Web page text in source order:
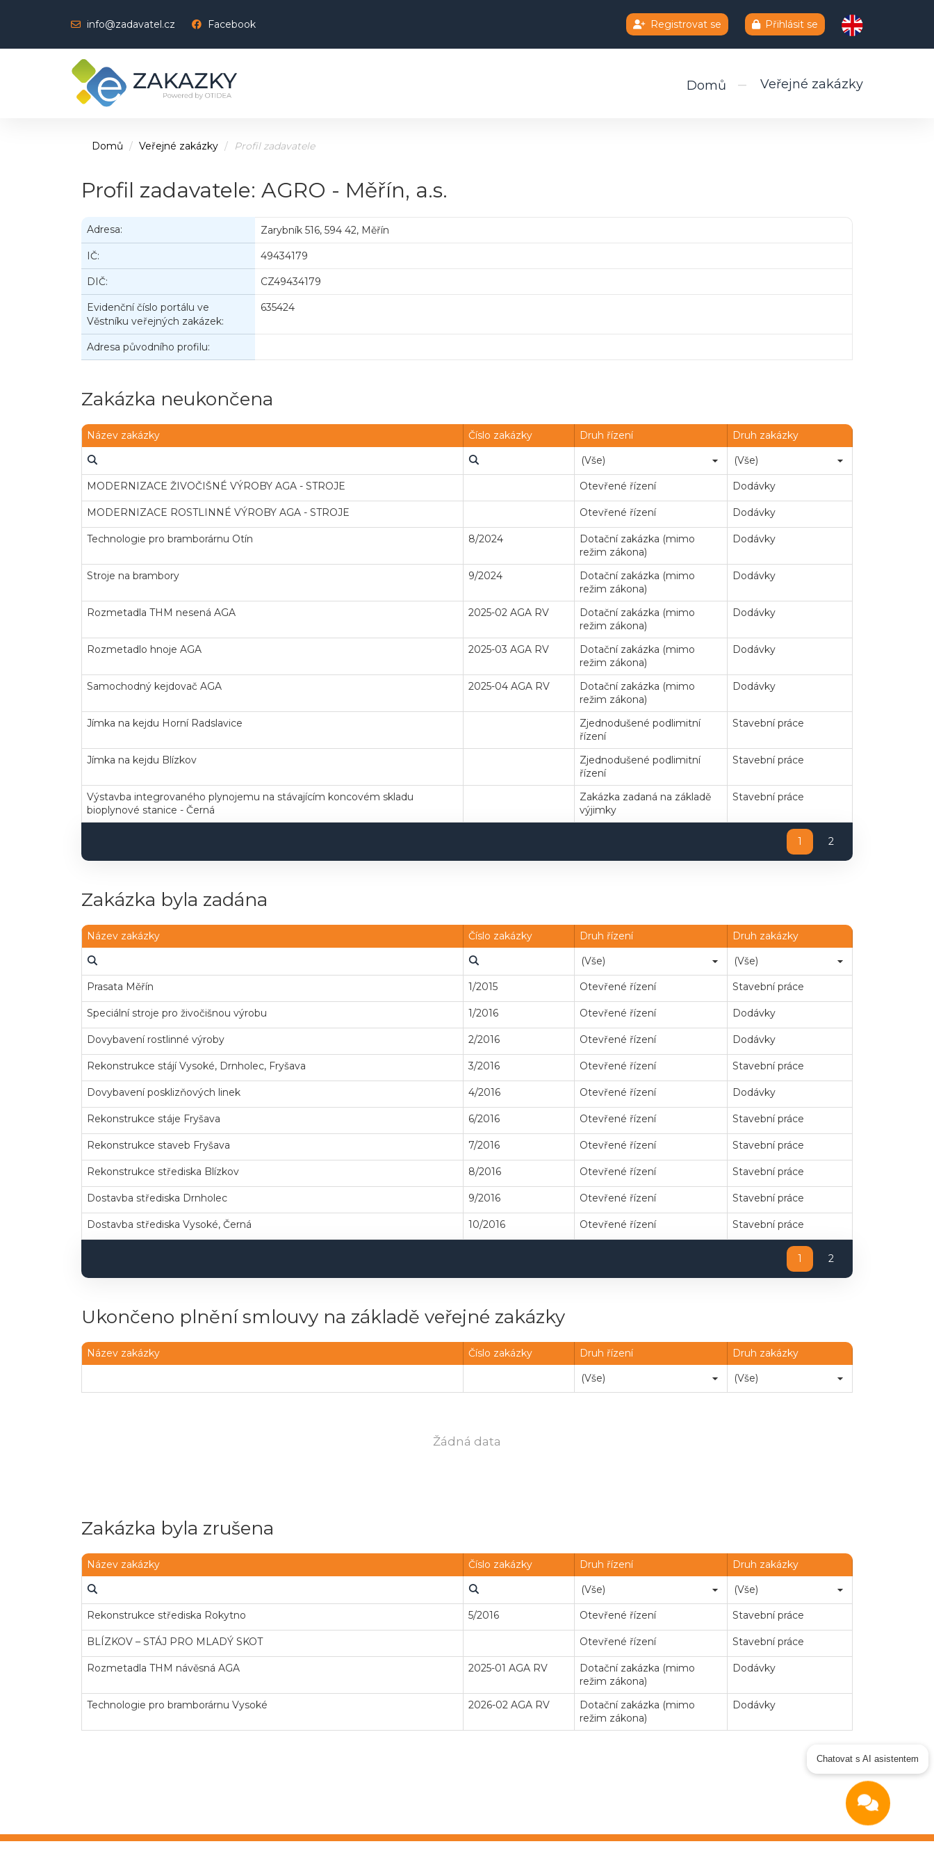
info@zadavatel.cz Facebook Registrovat se Přihlásit se
Domů Veřejné zakázky
Domů Veřejné zakázky Profil zadavatele
Profil zadavatele: AGRO - Měřín, a.s.
Adresa: Zarybník 516, 594 42, Měřín
IČ: 49434179
DIČ: CZ49434179
Evidenční číslo portálu ve
Věstníku veřejných zakázek:
635424
Adresa původního profilu:
Zakázka neukončena
Název zakázky Číslo zakázky Druh řízení Druh zakázky
MODERNIZACE ŽIVOČIŠNÉ VÝROBY AGA - STROJE Otevřené řízení Dodávky
MODERNIZACE ROSTLINNÉ VÝROBY AGA - STROJE Otevřené řízení Dodávky
Technologie pro bramborárnu Otín 8/2024
Dotační zakázka (mimo
režim zákona)
Dodávky
Stroje na brambory 9/2024
Dotační zakázka (mimo
režim zákona)
Dodávky
Rozmetadla THM nesená AGA 2025-02 AGA RV
Dotační zakázka (mimo
režim zákona)
Dodávky
Rozmetadlo hnoje AGA 2025-03 AGA RV
Dotační zakázka (mimo
režim zákona)
Dodávky
Samochodný kejdovač AGA 2025-04 AGA RV
Dotační zakázka (mimo
režim zákona)
Dodávky
Jímka na kejdu Horní Radslavice
Zjednodušené podlimitní
řízení
Stavební práce
Jímka na kejdu Blízkov
Zjednodušené podlimitní
řízení
Stavební práce
Výstavba integrovaného plynojemu na stávajícím koncovém skladu
bioplynové stanice - Černá
Zakázka zadaná na základě
výjimky
Stavební práce
1 2
Zakázka byla zadána
Název zakázky Číslo zakázky Druh řízení Druh zakázky
Prasata Měřín 1/2015 Otevřené řízení Stavební práce
Speciální stroje pro živočišnou výrobu 1/2016 Otevřené řízení Dodávky
Dovybavení rostlinné výroby 2/2016 Otevřené řízení Dodávky
Rekonstrukce stájí Vysoké, Drnholec, Fryšava 3/2016 Otevřené řízení Stavební práce
Dovybavení posklizňových linek 4/2016 Otevřené řízení Dodávky
Rekonstrukce stáje Fryšava 6/2016 Otevřené řízení Stavební práce
Rekonstrukce staveb Fryšava 7/2016 Otevřené řízení Stavební práce
Rekonstrukce střediska Blízkov 8/2016 Otevřené řízení Stavební práce
Dostavba střediska Drnholec 9/2016 Otevřené řízení Stavební práce
Dostavba střediska Vysoké, Černá 10/2016 Otevřené řízení Stavební práce
1 2
Ukončeno plnění smlouvy na základě veřejné zakázky
Název zakázky Číslo zakázky Druh řízení Druh zakázky
Žádná data
Zakázka byla zrušena
Název zakázky Číslo zakázky Druh řízení Druh zakázky
Rekonstrukce střediska Rokytno 5/2016 Otevřené řízení Stavební práce
BLÍZKOV – STÁJ PRO MLADÝ SKOT Otevřené řízení Stavební práce
Rozmetadla THM návěsná AGA 2025-01 AGA RV
Dotační zakázka (mimo
režim zákona)
Dodávky
Technologie pro bramborárnu Vysoké 2026-02 AGA RV
Dotační zakázka (mimo
režim zákona)
Dodávky
Chatovat s AI asistentem
Chatbot e-zakazky
Poslat